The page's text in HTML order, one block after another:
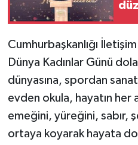
Cumhurbaşkanlığı
Dünya Kadınlar Günü
dünyasına, spordan
evden okula, hayatın her
emeğini, yüreğini, sabır,
ortaya koyarak hayata